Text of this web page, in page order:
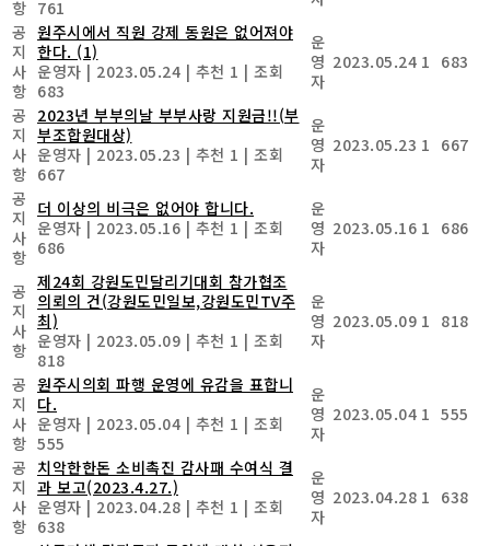
항 761
공
지
사
항
원주시에서 직원 강제 동원은 없어져야
한다. (1)
운영자 | 2023.05.24 | 추천 1 | 조회
683
운
영
자
2023.05.24 1 683
공
지
사
항
2023년 부부의날 부부사랑 지원금!!(부
부조합원대상)
운영자 | 2023.05.23 | 추천 1 | 조회
667
운
영
자
2023.05.23 1 667
공
지
사
항
더 이상의 비극은 없어야 합니다.
운영자 | 2023.05.16 | 추천 1 | 조회
686
운
영
자
2023.05.16 1 686
공
지
사
항
제24회 강원도민달리기대회 참가협조
의뢰의 건(강원도민일보,강원도민TV주
최)
운영자 | 2023.05.09 | 추천 1 | 조회
818
운
영
자
2023.05.09 1 818
공
지
사
항
원주시의회 파행 운영에 유감을 표합니
다.
운영자 | 2023.05.04 | 추천 1 | 조회
555
운
영
자
2023.05.04 1 555
공
지
사
항
치악한한돈 소비촉진 감사패 수여식 결
과 보고(2023.4.27.)
운영자 | 2023.04.28 | 추천 1 | 조회
638
운
영
자
2023.04.28 1 638